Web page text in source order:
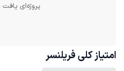
پروژه‌ای
امتیاز کلی فریلنسر